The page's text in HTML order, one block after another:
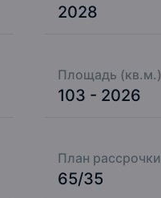
2028
Площадь (кв.м.)
103 - 2026
План рассрочки
65/35